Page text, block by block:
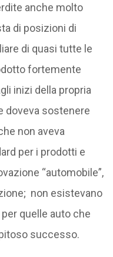
anche molto
di posizioni di
di quasi tutte le
fortemente
inizi della propria
doveva sostenere
non aveva
per i prodotti e
“automobile”,
non esistevano
quelle auto che
successo.